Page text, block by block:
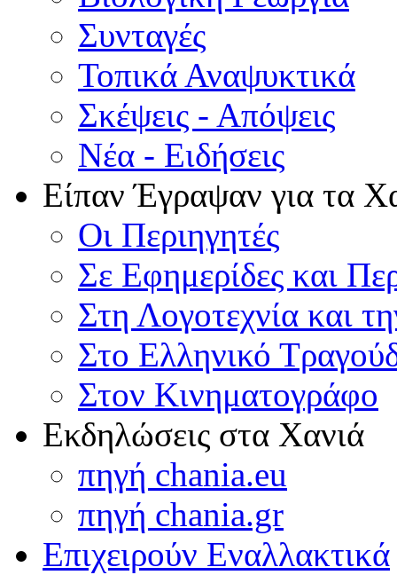
Συνταγές
Τοπικά Αναψυκτικά
Σκέψεις - Απόψεις
Νέα - Ειδήσεις
Είπαν Έγραψαν για τα
Οι Περιηγητές
Σε Εφημερίδες και
Στη Λογοτεχνία και
Στο Ελληνικό
Στον Κινηματογράφο
Εκδηλώσεις στα Χανιά
πηγή chania.eu
πηγή chania.gr
Επιχειρούν Εναλλακτικά